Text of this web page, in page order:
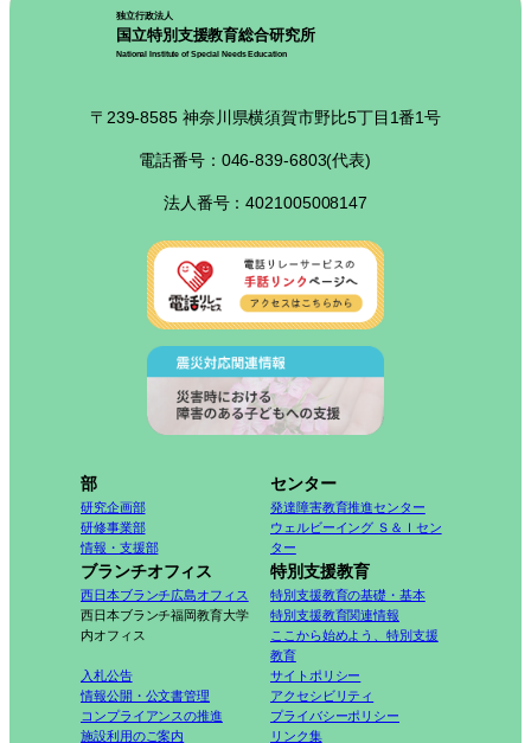
独立行政法人
国立特別支援教育総合研究所
National Institute of Special Needs Education
〒239-8585 神奈川県横須賀市野比5丁目1番1号
電話番号：046-839-6803(代表)
法人番号：4021005008147
部
研究企画部
研修事業部
情報・支援部
センター
発達障害教育推進センター
ウェルビーイング Ｓ＆Ｉセン
ター
ブランチオフィス
西日本ブランチ広島オフィス
西日本ブランチ福岡教育大学
内オフィス
特別支援教育
特別支援教育の基礎・基本
特別支援教育関連情報
ここから始めよう、特別支援
教育
入札公告
情報公開・公文書管理
コンプライアンスの推進
施設利用のご案内
サイトポリシー
アクセシビリティ
プライバシーポリシー
リンク集